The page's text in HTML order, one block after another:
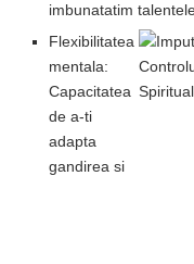
imbunatatim
Flexibilitatea
mentala:
Capacitatea
de a-ti
adapta
gandirea si